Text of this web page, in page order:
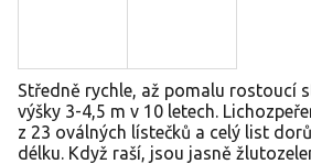
Středně rychle, až pomalu rostoucí
výšky 3-4,5 m v 10 letech.
z 23 oválných lístečků a celý list
délku. Když raší, jsou jasně